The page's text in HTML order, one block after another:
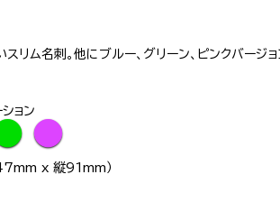
リム名刺。他にブルー、グリーン、ピンクバージョ
ョン
●
47mm x 縦91mm）